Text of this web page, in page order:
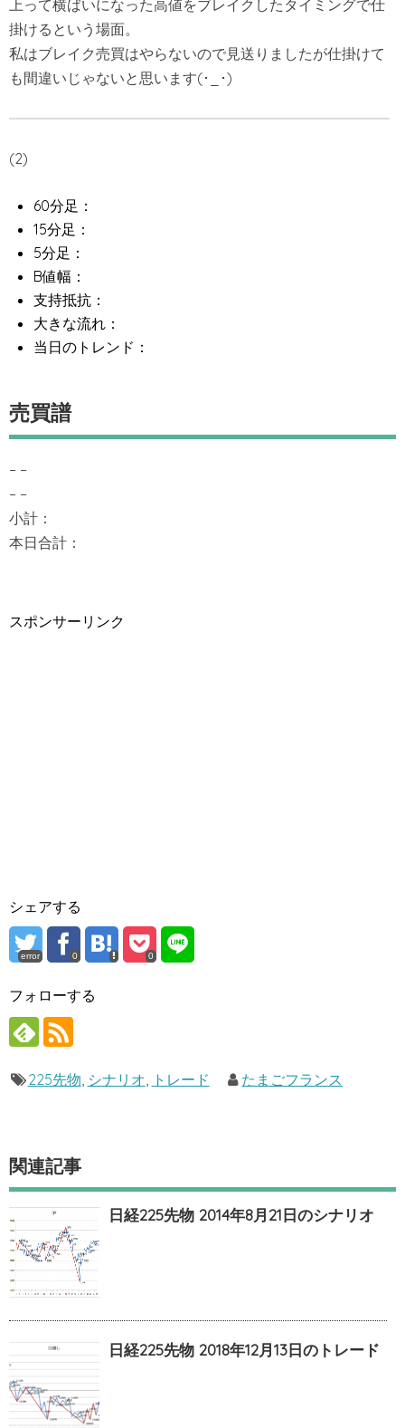
上って横ばいになった高値をブレイクしたタイミングで仕
掛けるという場面。
私はブレイク売買はやらないので見送りましたが仕掛けて
も間違いじゃないと思います(･_･)
(2)
60分足：
15分足：
5分足：
B値幅：
支持抵抗：
大きな流れ：
当日のトレンド：
売買譜
– –
– –
小計：
本日合計：
スポンサーリンク
シェアする
error 0 0
フォローする
225先物, シナリオ, トレード たまごフランス
関連記事
日経225先物 2014年8月21日のシナリオ
日経225先物 2018年12月13日のトレード